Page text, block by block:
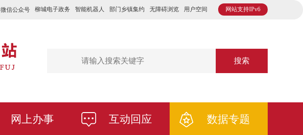
网站支持IPv6
微信公众号 柳城电子政务 智能机器人 部门乡镇集约 无障碍浏览 用户空间
搜索
网上办事 互动回应 数据专题